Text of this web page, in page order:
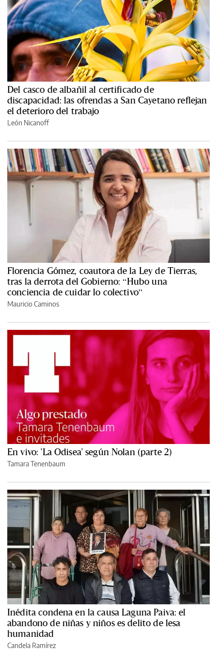
Del casco de albañil al certificado de
discapacidad: las ofrendas a San Cayetano reflejan
el deterioro del trabajo
León Nicanoff
Florencia Gómez, coautora de la Ley de Tierras,
tras la derrota del Gobierno: “Hubo una
conciencia de cuidar lo colectivo”
Mauricio Caminos
En vivo: 'La Odisea' según Nolan (parte 2)
Tamara Tenenbaum
Inédita condena en la causa Laguna Paiva: el
abandono de niñas y niños es delito de lesa
humanidad
Candela Ramírez